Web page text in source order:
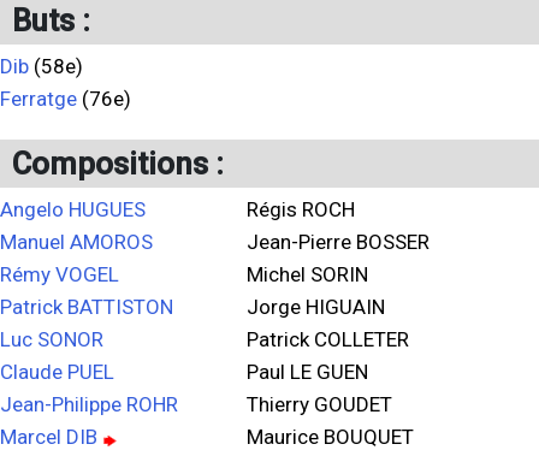
Buts :
Dib (58e)
Ferratge (76e)
Compositions :
Angelo HUGUES
Manuel AMOROS
Rémy VOGEL
Patrick BATTISTON
Luc SONOR
Claude PUEL
Jean-Philippe ROHR
Marcel DIB
Régis ROCH
Jean-Pierre BOSSER
Michel SORIN
Jorge HIGUAIN
Patrick COLLETER
Paul LE GUEN
Thierry GOUDET
Maurice BOUQUET